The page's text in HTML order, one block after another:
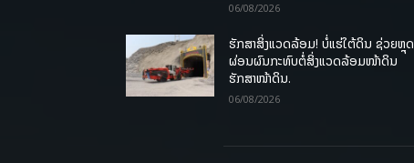
06/08/2026
ຮັກສາສິ່ງແວດລ້ອມ! ບໍ່ແຮ່ໃຕ້ດິນ ຊ່ວຍຫຼຸດ
ຜ່ອນຜົນກະທົບຕໍ່ສິ່ງແວດລ້ອມໜ້າດິນ
ຮັກສາໜ້າດິນ.
06/08/2026